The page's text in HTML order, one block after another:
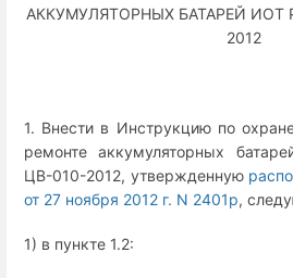
АККУМУЛЯТОРНЫХ БАТАРЕЙ ИОТ
2012
1. Внести в Инструкцию по
ремонте аккумуляторных
ЦВ-010-2012, утвержденную
от 27 ноября 2012 г. N 2401р,
1) в пункте 1.2: